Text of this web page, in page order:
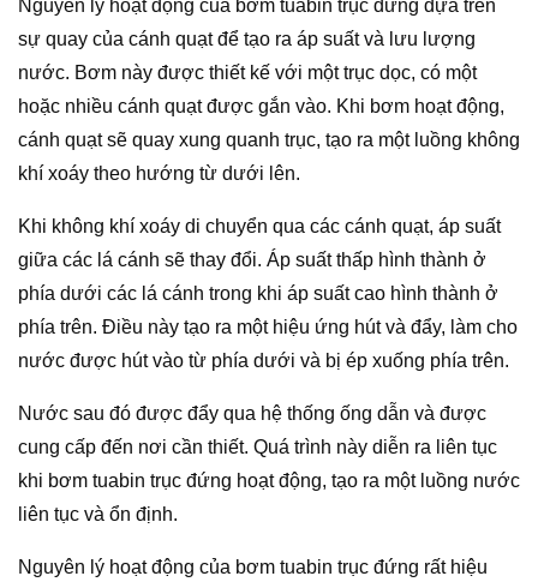
Nguyên lý hoạt động của bơm tuabin trục đứng dựa trên
sự quay của cánh quạt để tạo ra áp suất và lưu lượng
nước. Bơm này được thiết kế với một trục dọc, có một
hoặc nhiều cánh quạt được gắn vào. Khi bơm hoạt động,
cánh quạt sẽ quay xung quanh trục, tạo ra một luồng không
khí xoáy theo hướng từ dưới lên.
Khi không khí xoáy di chuyển qua các cánh quạt, áp suất
giữa các lá cánh sẽ thay đổi. Áp suất thấp hình thành ở
phía dưới các lá cánh trong khi áp suất cao hình thành ở
phía trên. Điều này tạo ra một hiệu ứng hút và đẩy, làm cho
nước được hút vào từ phía dưới và bị ép xuống phía trên.
Nước sau đó được đẩy qua hệ thống ống dẫn và được
cung cấp đến nơi cần thiết. Quá trình này diễn ra liên tục
khi bơm tuabin trục đứng hoạt động, tạo ra một luồng nước
liên tục và ổn định.
Nguyên lý hoạt động của bơm tuabin trục đứng rất hiệu